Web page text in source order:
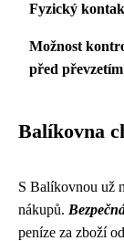
Fyzický
Možnost
před převzetím
Balíkovna
S Balíkovnou už
nákupů.
peníze za zboží